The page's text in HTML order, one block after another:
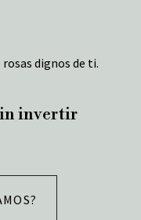
dignos de ti.
invertir